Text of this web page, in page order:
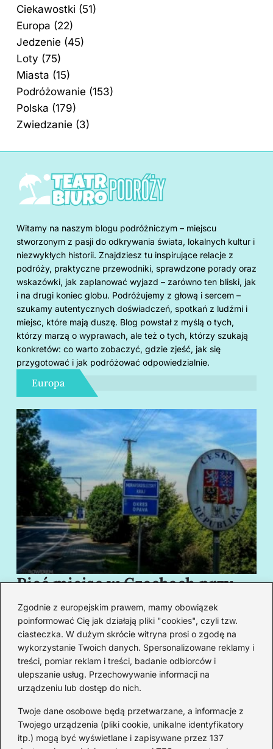
Zgodnie z europejskim prawem, mamy obowiązek
poinformować Cię jak działają pliki "cookies", czyli tzw.
ciasteczka. W dużym skrócie witryna prosi o zgodę na
wykorzystanie Twoich danych. Spersonalizowane reklamy i
treści, pomiar reklam i treści, badanie odbiorców i
ulepszanie usług. Przechowywanie informacji na
urządzeniu lub dostęp do nich.
Twoje dane osobowe będą przetwarzane, a informacje z
Twojego urządzenia (pliki cookie, unikalne identyfikatory
itp.) mogą być wyświetlane i zapisywane przez 137
Ciekawostki (51)
Europa (22)
Jedzenie (45)
Loty (75)
Miasta (15)
Podróżowanie (153)
Polska (179)
Zwiedzanie (3)
Witamy na naszym blogu podróżniczym – miejscu
stworzonym z pasji do odkrywania świata, lokalnych kultur i
niezwykłych historii. Znajdziesz tu inspirujące relacje z
podróży, praktyczne przewodniki, sprawdzone porady oraz
wskazówki, jak zaplanować wyjazd – zarówno ten bliski, jak
i na drugi koniec globu. Podróżujemy z głową i sercem –
szukamy autentycznych doświadczeń, spotkań z ludźmi i
miejsc, które mają duszę. Blog powstał z myślą o tych,
którzy marzą o wyprawach, ale też o tych, którzy szukają
konkretów: co warto zobaczyć, gdzie zjeść, jak się
przygotować i jak podróżować odpowiedzialnie.
Europa
Pięć miejsc w Czechach przy
granicy, które cię oczarują
swoim urokiem
Redakcja
Od lat podróżuję, by poznawać świat z bliska – nie tylko
przez pryzmat zabytków, ale przede wszystkim ludzi,
smaków i codzienności.
Redakcja: Michalina Staszic